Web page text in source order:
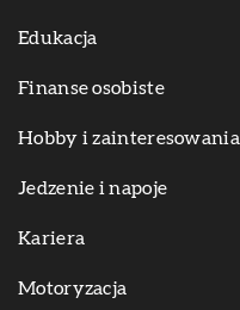
Edukacja
Finanse osobiste
Hobby i zainteresowania
Jedzenie i napoje
Kariera
Motoryzacja